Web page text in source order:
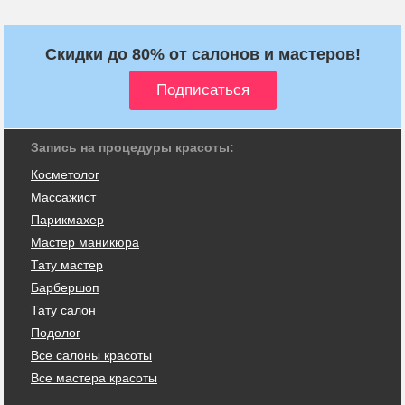
Скидки до 80% от салонов и мастеров!
Запись на процедуры красоты:
Косметолог
Массажист
Парикмахер
Мастер маникюра
Тату мастер
Барбершоп
Тату салон
Подолог
Все салоны красоты
Все мастера красоты